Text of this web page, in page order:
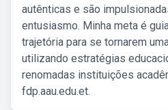
autênticas e são
entusiasmo. Minha meta é
trajetória para se tornarem
utilizando estratégias
renomadas instituições
fdp.aau.edu.et.